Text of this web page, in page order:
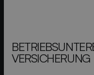
VERSICHERUNG